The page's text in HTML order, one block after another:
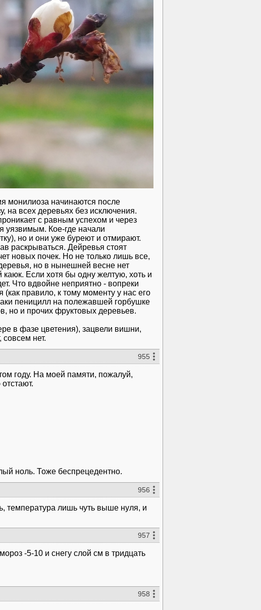
монилиоза начинаются после
на всех деревьях без исключения.
с равным успехом и через
уязвимым. Кое-где начали
но и они уже буреют и отмирают.
раскрываться. Дейревья стоят
новых почек. Но не только лишь все,
но в нынешней весне нет
каюк. Если хотя бы одну желтую, хоть и
Что вдвойне неприятно - вопреки
правило, к тому моменту у нас его
пеницилл на полежавшей горбушке
но и прочих фруктовых деревьев.
в фазе цветения), зацвели вишни,
нет.
955
году. На моей памяти, пожалуй,
ноль. Тоже беспрецедентно.
956
температура лишь чуть выше нуля, и
957
-5-10 и снегу слой см в тридцать
958